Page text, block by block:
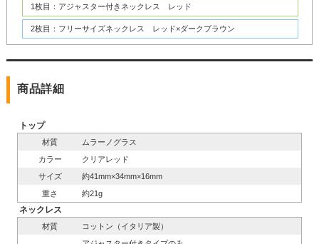
1枚目：アジャスター付きネックレス レッド
2枚目：フリーサイズネックレス レッド×ダークブラウン
商品詳細
トップ
材質
ムラーノグラス
カラー
クリアレッド
サイズ
約41mm×34mm×16mm
重さ
約21g
ネックレス
材質 コットン（イタリア製）